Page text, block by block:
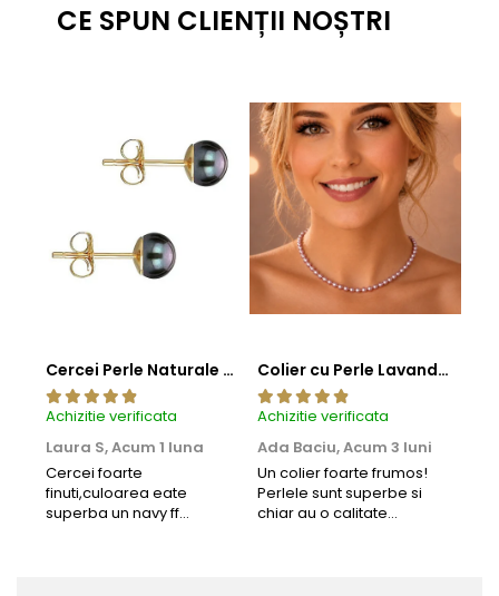
CE SPUN CLIENȚII NOȘTRI
Cercei Perle Naturale Negre 5-6 mm, Buton AAA, Aur 14K (aur 585), Tip Șurub | KASKADDA®
Achizitie verificata
Laura S,Acum 1 luna
Cercei foarte
finuti,culoarea eate
superba un navy ff
Colier cu Perle Lavanda la Baza Gatului, de 4-5 mm, Perle Rare, Calitate AAA+, Aur 14K | KASKADDA®
Achizitie verificata
Ada Baciu,Acum 3 luni
Un colier foarte frumos!
Perlele sunt superbe si
chiar au o calitate